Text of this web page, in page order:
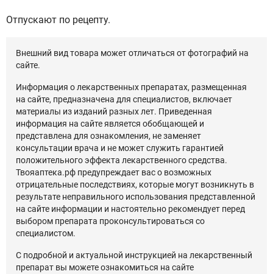
Отпускают по рецепту.
Внешний вид товара может отличаться от фотографий на
сайте.
Информация о лекарственных препаратах, размещенная
на сайте, предназначена для специалистов, включает
материалы из изданий разных лет. Приведенная
информация на сайте является обобщающей и
представлена для ознакомления, не заменяет
консультации врача и не может служить гарантией
положительного эффекта лекарственного средства.
Твояаптека.рф предупреждает вас о возможных
отрицательные последствиях, которые могут возникнуть в
результате неправильного использования представленной
на сайте информации и настоятельно рекомендует перед
выбором препарата проконсультироваться со
специалистом.
С подробной и актуальной инструкцией на лекарственный
препарат вы можете ознакомиться на сайте